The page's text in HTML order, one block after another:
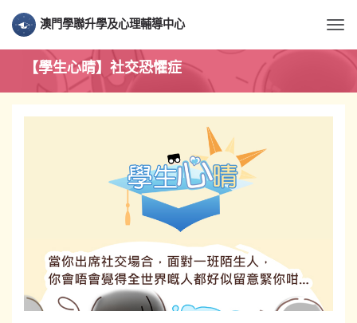
澳門學聯升學及心理輔導中心
【學生心晴】社交恐懼症